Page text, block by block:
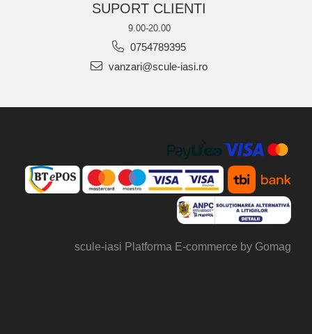
SUPORT CLIENTI
9.00-20.00
0754789395
vanzari@scule-iasi.ro
scule-iasi Platforma E-commerce by Gomag